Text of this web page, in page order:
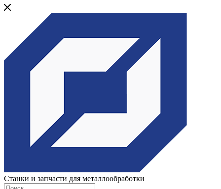
Станки и запчасти для металлообработки